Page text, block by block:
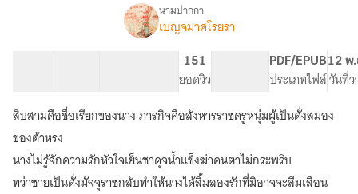
เรื่อง
กบฎ
หวน
รัก
นามปากกา
เบญจมาศโรยรา
151
ยอดวิว
PDF/EPUB
ประเภทไฟล์
12 พ
วันที่ว
สิบสามคือชื่อเรียกของนาง ภารกิจคือสังหารราชครูหนุ่มผู้เป็นดั่งสมอง
ของต้าหรง
นางไม่รู้จักความรักหัวใจเย็นชาดุจน้ำแข็งฆ่าคนตาไม่กระพริบ
ทว่าชายเป็นดั่งมัจจุราชกลับทำให้นางได้ลิ้มลองรักที่มิอาจจะลืมเลือน